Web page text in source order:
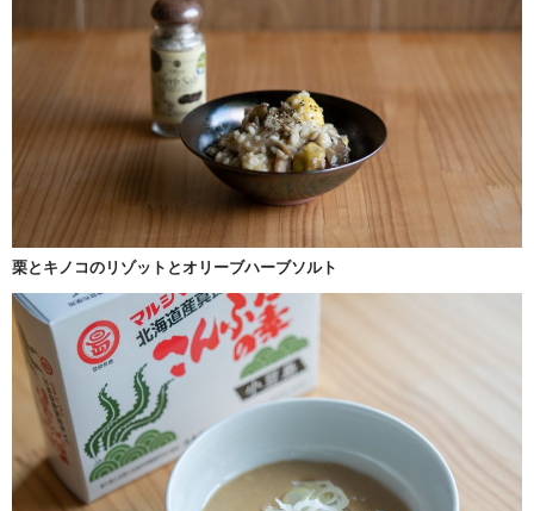
栗とキノコのリゾットとオリーブハーブソルト